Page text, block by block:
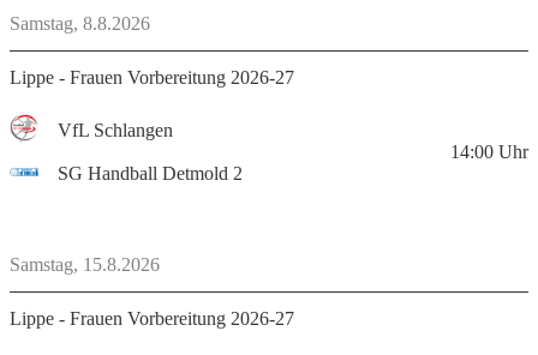
Samstag, 8.8.2026
Lippe - Frauen Vorbereitung 2026-27
VfL Schlangen
SG Handball Detmold 2
14:00 Uhr
Samstag, 15.8.2026
Lippe - Frauen Vorbereitung 2026-27